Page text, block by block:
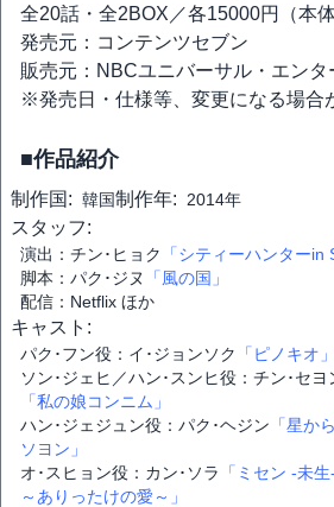
全20話・全2BOX／各15000円（本
発売元：コンテンツセブン
販売元：NBCユニバーサル・エンタ
※発売日・仕様等、変更になる場合
■作品紹介
制作国: 韓国制作年: 2014年
スタッフ:
演出：チン･ヒョク 「シティーハンターin
脚本：パク･ジヌ
「風の国」
配信：Netflix ほか
キャスト:
パク･フン役：イ･ジョンソク 「ピノキオ」
ソン･ジェヒ／ハン･スンヒ役：チン･セヨ
「私の娘コンニム」
ハン･ジェジュン役：パク･ヘジン 「星か
ソヨン」
オ･スヒョン役：カン･ソラ
「ミセン -未生-
～ありったけの愛～」